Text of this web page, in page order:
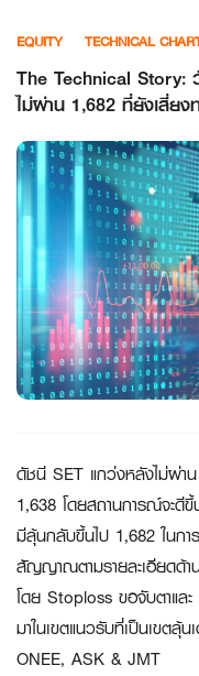
content
EQUITY TECHNICAL
The Technical Story:
ไม่ผ่าน 1,682 ที่ยังเสี่ย
ดัชนี SET แกว่งหลังไม่ผ่า
1,638 โดยสถานการณ์จะ
มีลุ้นกลับขึ้นไป 1,682 ในก
สัญญาณตามรายละเอียดด้
โดย Stoploss ขอจับตาแ
มาในเขตแนวรับที่เป็นเขตลุ้น
ONEE, ASK & JMT